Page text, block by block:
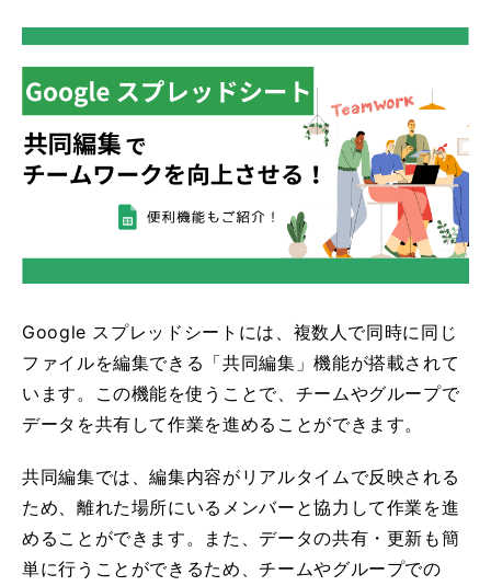
Google スプレッドシートには、複数人で同時に同じ
ファイルを編集できる「共同編集」機能が搭載されて
います。この機能を使うことで、チームやグループで
データを共有して作業を進めることができます。
共同編集では、編集内容がリアルタイムで反映される
ため、離れた場所にいるメンバーと協力して作業を進
めることができます。また、データの共有・更新も簡
単に行うことができるため、チームやグループでの